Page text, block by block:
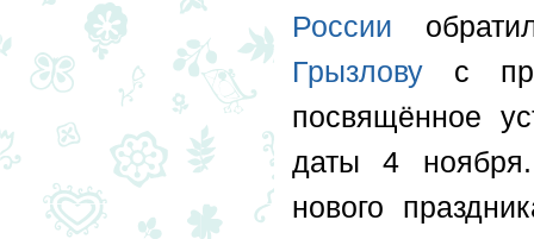
России
Грызлову с
посвящённое
даты 4
нового